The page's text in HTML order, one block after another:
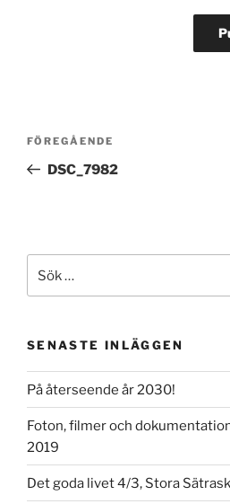
Inläggsnavigering
Föregående
inlägg
FÖREGÅENDE
DSC_7982
efter:
SENASTE INLÄGGEN
På återseende år 2030!
Foton, filmer och
2019
Det goda livet 4/3, Stora